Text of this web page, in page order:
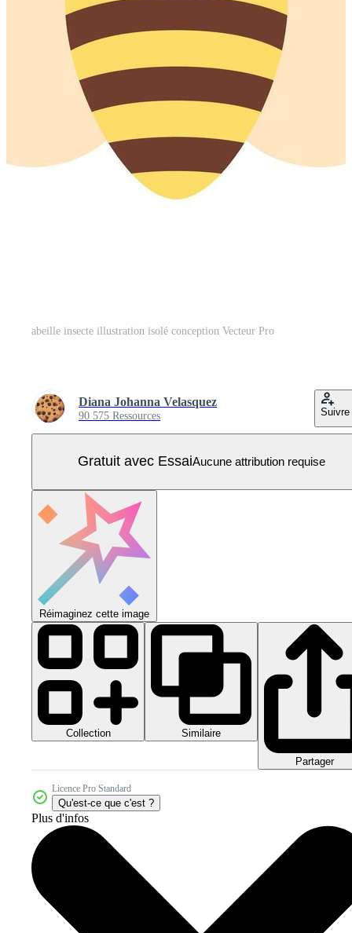
abeille insecte illustration isolé conception Vecteur Pro
Diana Johanna Velasquez
90 575 Ressources Suivre
Gratuit avec EssaiAucune attribution requise
Réimaginez cette image
Collection Similaire
Partager
Licence Pro Standard
Qu'est-ce que c'est ?
Plus d'infos